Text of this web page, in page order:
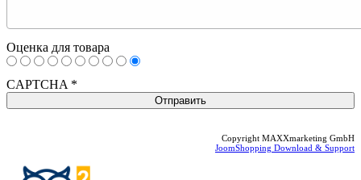
Оценка для товара
CAPTCHA *
Copyright MAXXmarketing GmbH
JoomShopping Download & Support